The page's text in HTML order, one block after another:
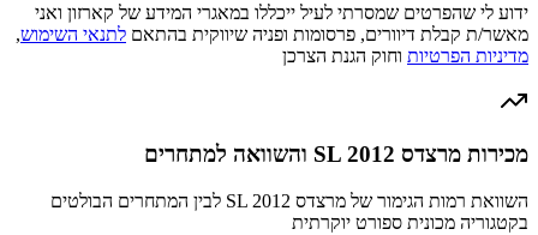
ידוע לי שהפרטים שמסרתי לעיל ייכללו במאגרי המידע של קארזון ואני
מאשר/ת קבלת דיוורים, פרסומות ופניה שיווקית בהתאם לתנאי השימוש,
מדיניות הפרטיות וחוק הגנת הצרכן
מכירות מרצדס SL 2012 והשוואה למתחרים
השוואת רמות הגימור של מרצדס SL 2012 לבין המתחרים הבולטים
בקטגוריה מכונית ספורט יוקרתית